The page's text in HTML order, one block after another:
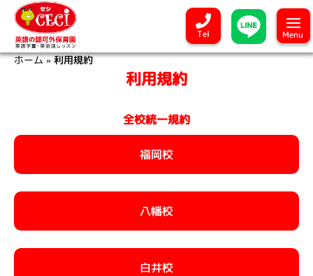
Menu
Tel
ホーム»利用規約
利用規約
全校統一規約
福岡校
八幡校
白井校